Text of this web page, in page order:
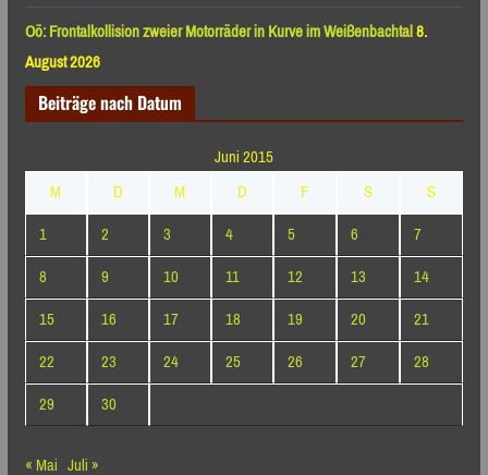
Oö: Frontalkollision zweier Motorräder in Kurve im Weißenbachtal8.
August 2026
Beiträge nach Datum
Juni 2015
M
D M D F S
S
1
2 3 4 5 6
7
8
9 10 11 12 13
14
15
16 17 18 19 20
21
22
23 24 25 26 27
28
29
30
« Mai Juli »